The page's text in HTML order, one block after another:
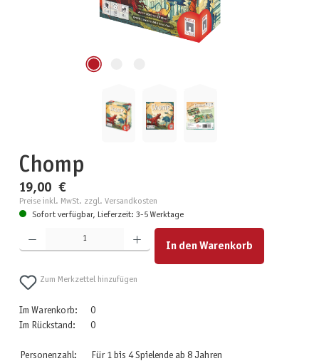
Chomp
19,00 €
Preise inkl. MwSt. zzgl. Versandkosten
Sofort verfügbar, Lieferzeit: 3-5 Werktage
Produkt Anzahl: Gib den gewünschten Wert ein oder benutze die Schaltflächen um die Anzahl zu
In den Warenkorb
Zum Merkzettel hinzufügen
Im Warenkorb:
0
Im Rückstand:
0
Personenzahl:
Für 1 bis 4 Spielende ab 8 Jahren